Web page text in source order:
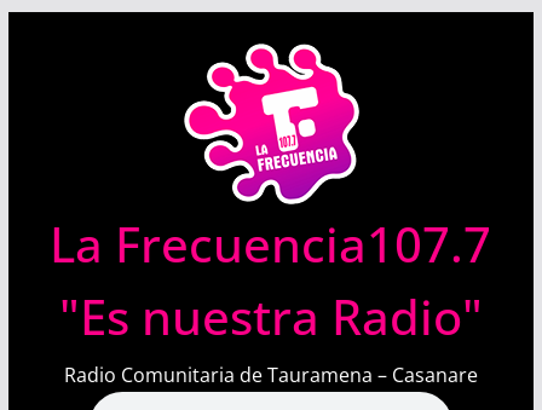
La Frecuencia107.7
"Es nuestra Radio"
Radio Comunitaria de Tauramena – Casanare